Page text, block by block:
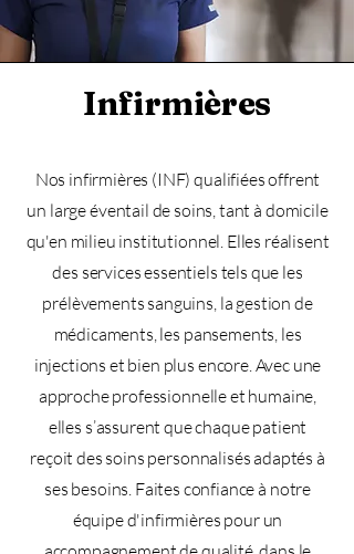
Infirmières
Nos infirmières (INF) qualifiées offrent
un large éventail de soins, tant à domicile
qu'en milieu institutionnel. Elles réalisent
des services essentiels tels que les
prélèvements sanguins, la gestion de
médicaments, les pansements, les
injections et bien plus encore. Avec une
approche professionnelle et humaine,
elles s’assurent que chaque patient
reçoit des soins personnalisés adaptés à
ses besoins. Faites confiance à notre
équipe d'infirmières pour un